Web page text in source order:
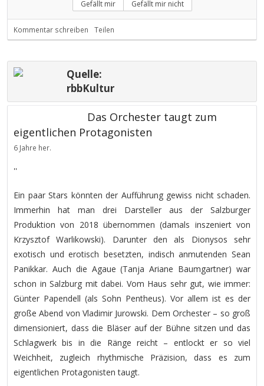
Gefällt mir Gefällt mir nicht
Kommentar schreiben Teilen
Quelle:
rbbKultur
Das Orchester taugt zum
eigentlichen Protagonisten
6 Jahre her.
''
Ein paar Stars könnten der Aufführung gewiss nicht schaden.
Immerhin hat man drei Darsteller aus der Salzburger
Produktion von 2018 übernommen (damals inszeniert von
Krzysztof Warlikowski). Darunter den als Dionysos sehr
exotisch und erotisch besetzten, indisch anmutenden Sean
Panikkar. Auch die Agaue (Tanja Ariane Baumgartner) war
schon in Salzburg mit dabei. Vom Haus sehr gut, wie immer:
Günter Papendell (als Sohn Pentheus). Vor allem ist es der
große Abend von Vladimir Jurowski. Dem Orchester – so groß
dimensioniert, dass die Bläser auf der Bühne sitzen und das
Schlagwerk bis in die Ränge reicht – entlockt er so viel
Weichheit, zugleich rhythmische Präzision, dass es zum
eigentlichen Protagonisten taugt.